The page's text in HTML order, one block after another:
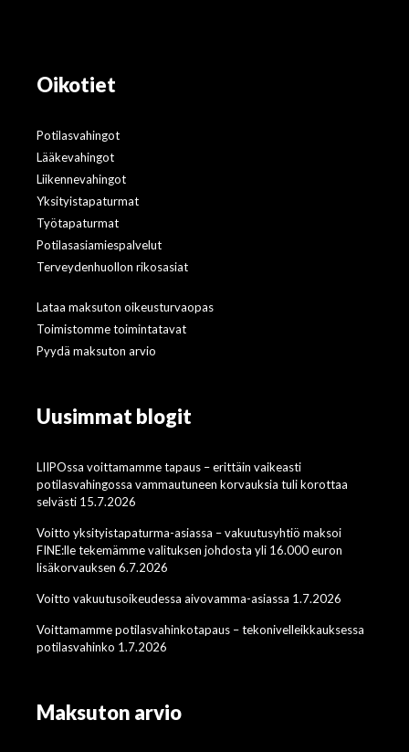
Oikotiet
Potilasvahingot
Lääkevahingot
Liikennevahingot
Yksityistapaturmat
Työtapaturmat
Potilasasiamiespalvelut
Terveydenhuollon rikosasiat
Lataa maksuton oikeusturvaopas
Toimistomme toimintatavat
Pyydä maksuton arvio
Uusimmat blogit
LIIPOssa voittamamme tapaus – erittäin vaikeasti
potilasvahingossa vammautuneen korvauksia tuli korottaa
selvästi 15.7.2026
Voitto yksityistapaturma-asiassa – vakuutusyhtiö maksoi
FINE:lle tekemämme valituksen johdosta yli 16.000 euron
lisäkorvauksen 6.7.2026
Voitto vakuutusoikeudessa aivovamma-asiassa 1.7.2026
Voittamamme potilasvahinkotapaus – tekonivelleikkauksessa
potilasvahinko 1.7.2026
Maksuton arvio